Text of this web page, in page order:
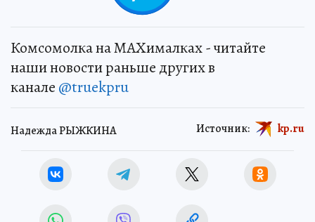
Комсомолка на MAXималках - читайте
наши новости раньше других в
канале @truekpru
Надежда РЫЖКИНА Источник: kp.ru